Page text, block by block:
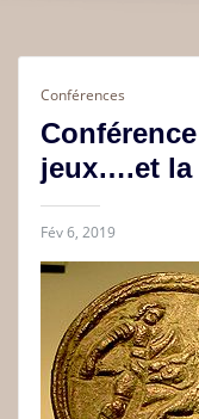
Conférences
jeux….et la
Fév 6, 2019